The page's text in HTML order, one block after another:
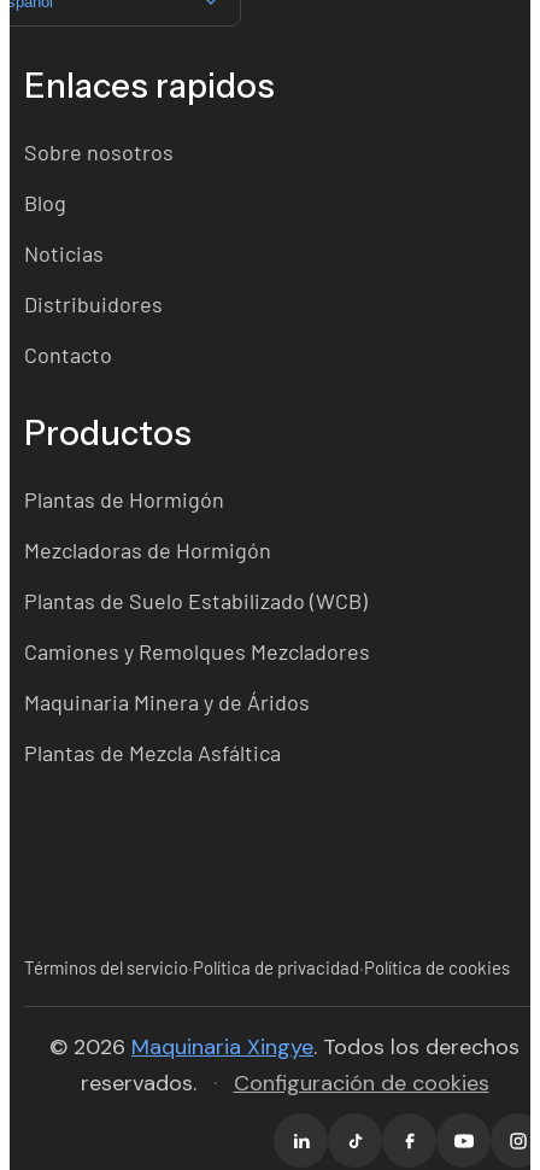
Enlaces rapidos
Sobre nosotros
Blog
Noticias
Distribuidores
Contacto
Productos
Plantas de Hormigón
Mezcladoras de Hormigón
Plantas de Suelo Estabilizado (WCB)
Camiones y Remolques Mezcladores
Maquinaria Minera y de Áridos
Plantas de Mezcla Asfáltica
Términos del servicio·Política de privacidad·Política de cookies
© 2026 Maquinaria Xingye(opens in new tab)
. Todos los derechos
reservados.
· Configuración de cookies